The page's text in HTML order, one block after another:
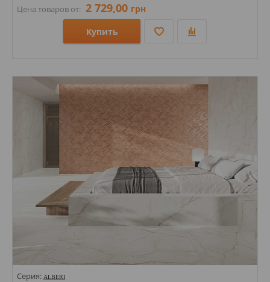
Цена товаров от: 2 729,00 грн
Купить
Стили: Геометрия, орнамент; Под дерево;
Серия: ALBERI